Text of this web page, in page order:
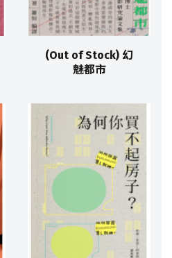
(Out of Stock) 幻
魅都市